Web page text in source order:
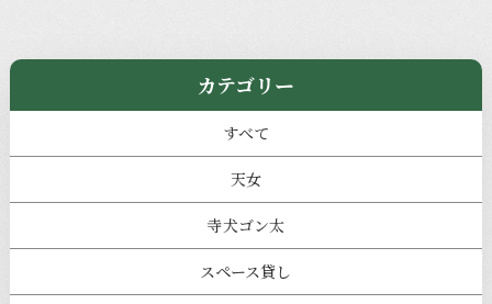
カテゴリー
すべて
天女
寺犬ゴン太
スペース貸し